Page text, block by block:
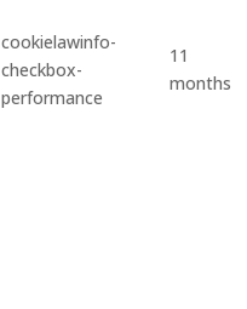
cookielawinfo-
checkbox-
performance
11
months